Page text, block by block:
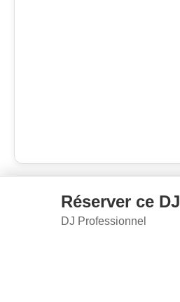
Réserver ce DJ
DJ Professionnel